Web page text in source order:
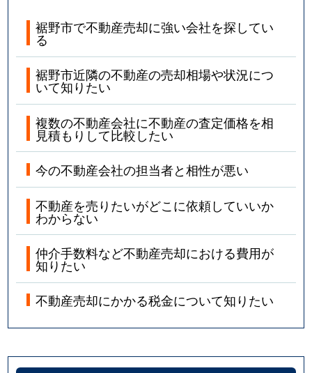
裾野市で不動産売却に強い会社を探してい
る
裾野市近隣の不動産の売却相場や状況につ
いて知りたい
複数の不動産会社に不動産の査定価格を相
見積もりして比較したい
今の不動産会社の担当者と相性が悪い
不動産を売りたいがどこに依頼していいか
わからない
仲介手数料など不動産売却における費用が
知りたい
不動産売却にかかる税金について知りたい